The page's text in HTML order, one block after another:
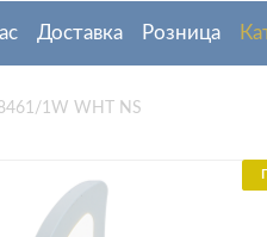
Доставка Розница
1W WHT NS
комплексный